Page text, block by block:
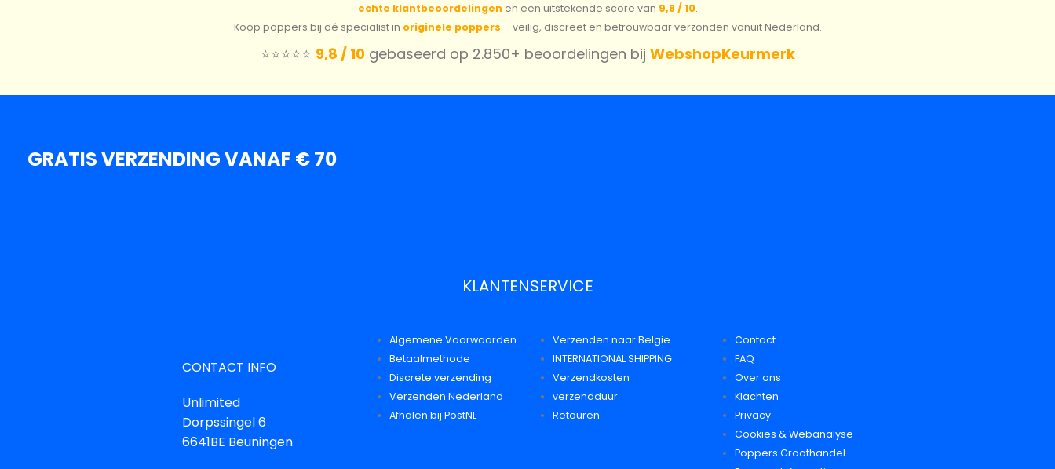
echte klantbeoordelingen en een uitstekende score van 9,8 / 10.
Koop poppers bij dé specialist in originele poppers – veilig, discreet en betrouwbaar verzonden vanuit Nederland.
⭐️⭐️⭐️⭐️⭐️ 9,8 / 10gebaseerd op 2.850+ beoordelingen bij WebshopKeurmerk
GRATIS VERZENDING VANAF € 70
KLANTENSERVICE
CONTACT INFO
Unlimited
Dorpssingel 6
6641BE Beuningen
Algemene Voorwaarden
Betaalmethode
Discrete verzending
Verzenden Nederland
Afhalen bij PostNL
Verzenden naar Belgie
INTERNATIONAL SHIPPING
Verzendkosten
verzendduur
Retouren
Contact
FAQ
Over ons
Klachten
Privacy
Cookies & Webanalyse
Poppers Groothandel